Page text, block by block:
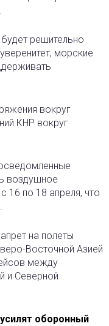
решительно
морские
вокруг
КНР вокруг
воздушное
16 по 18 апреля, что
на полеты
Восточной Азией
между
и Северной
оборонный